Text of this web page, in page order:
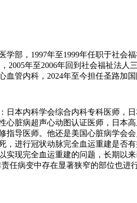
学部，1997年至1999年任职于社会
2005年至2006年回到社会福祉法
管内科，2024年至今担任圣路加
日本内科学会综合内科专科医师，
心脏病超声心动图认证医师，日本
指导医师。他还是美国心脏病学会
，进行冠状动脉完全血运重建是否
实现完全血运重建的问题，长期以
任病变中存在显著狭窄的部位也